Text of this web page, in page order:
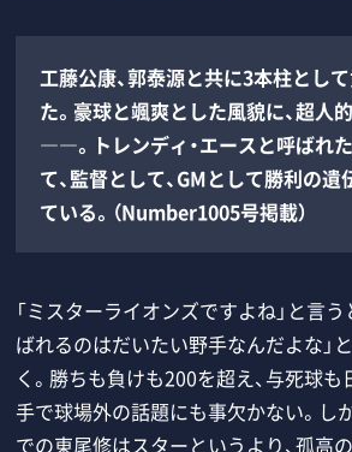
工藤公康、郭泰源と共に3本柱とし
た。豪球と颯爽とした風貌に、超人
――。トレンディ・エースと呼ばれ
て、監督として、GMとして勝利の
ている。（Number1005号掲載）
「ミスターライオンズですよね」と言
ばれるのはだいたい野手なんだよな」
く。勝ちも負けも200を超え、与死球も
手で球場外の話題にも事欠かない。し
での東尾修はスターというより、孤高